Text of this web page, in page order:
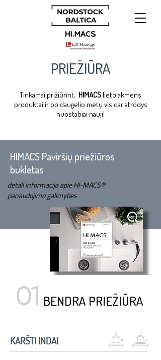
PRIEŽIŪRA
Tinkamai prižiūrint, HIMACS lieto akmens
produktai ir po daugelio metų vis dar atrodys
nuostabiai nauji!
HIMACS Paviršių priežiūros
bukletas
detali informacija apie HI-MACS®
panaudojimo galimybes
KARŠTI INDAI
BENDRA PRIEŽIŪRA
01